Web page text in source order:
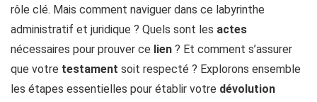
rôle clé. Mais comment naviguer dans ce labyrinthe
administratif et juridique ? Quels sont les actes
nécessaires pour prouver ce lien ? Et comment s’assurer
que votre testament soit respecté ? Explorons ensemble
les étapes essentielles pour établir votre dévolution